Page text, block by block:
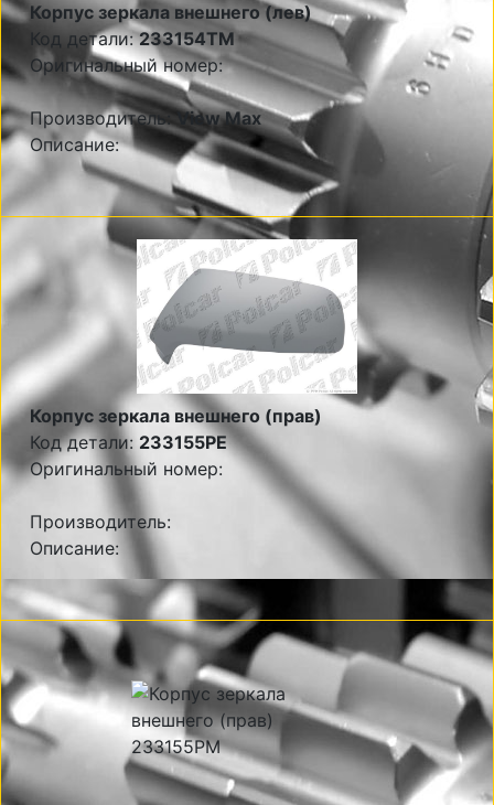
Корпус зеркала внешнего (лев)
Код детали:233154TM
Оригинальный номер:
Производитель:
View Max
Описание:
Корпус зеркала внешнего (прав)
Код детали: 233155PE
Оригинальный номер:
Производитель:
Описание: